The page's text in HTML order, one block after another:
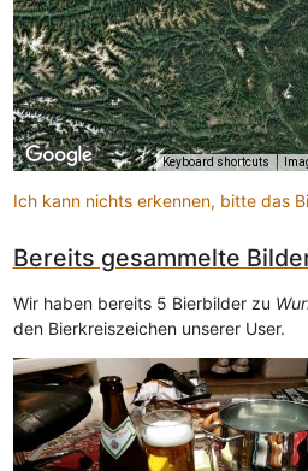
Keyboard shortcuts
Ich kann nichts erkennen, bitte das
Bereits gesammelte
Wir haben bereits 5 Bierbilder zu
den Bierkreiszeichen unserer User.